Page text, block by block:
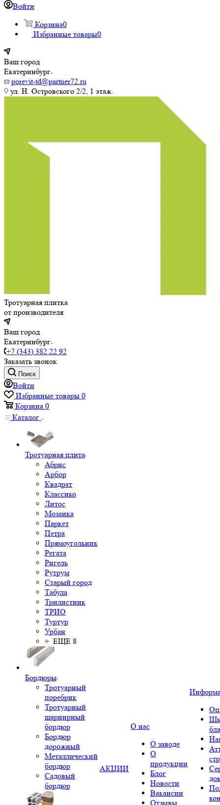
Войти
Корзина0
Избранные товары0
Ваш город
Екатеринбург
porevit-td@partner72.ru
ул. Н. Островского 2/2, 1 этаж.
Тротуарная плитка
от производителя
Ваш город
Екатеринбург
+7 (343) 382 22 92
Заказать звонок
Поиск
Войти
Избранные товары 0
Корзина 0
Каталог
Тротуарная плита
Абрис
Арбор
Квадрат
Классико
Литос
Мозаика
Паркет
Петра
Прямоугольник
Регата
Ригель
Рутрум
Старый город
Табула
Трилистник
ТРИО
Туртур
Урбан
+ ЕЩЕ 8
Бордюры
Тротуарный
поребрик
Тротуарный
шарнирный
бордюр
Бордюр
дорожный
Металлический
бордюр
Садовый
бордюр
АКЦИИ
О нас
О заводе
О
продукции
Блог
Новости
Вакансии
Отзывы